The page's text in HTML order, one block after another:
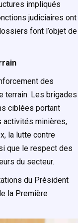
impliqués
judiciaires ont
font l’objet de
des
terrain. Les brigades
ciblées portant
activités minières,
la lutte contre
que le respect des
du secteur.
du Président
la Première